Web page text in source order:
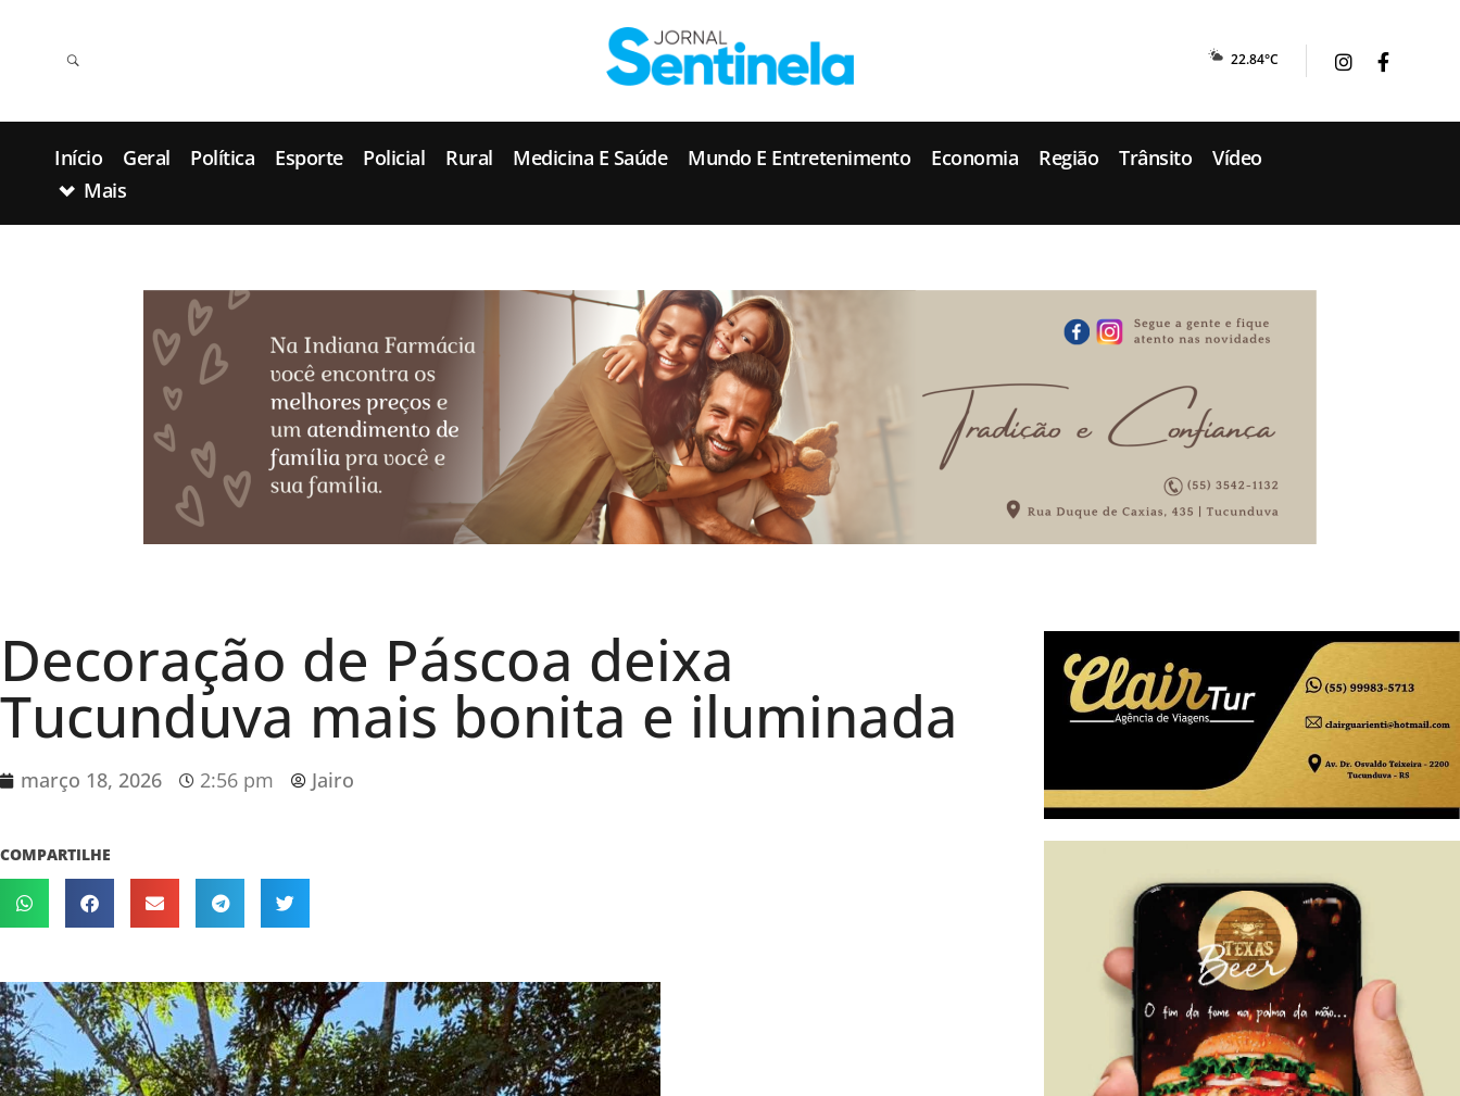
22.84°C
Início Geral Política Esporte Policial Rural Medicina E Saúde Mundo E Entretenimento Economia Região Trânsito
Vídeo
Mais
Decoração de Páscoa deixa
Tucunduva mais bonita e iluminada
março 18, 2026 2:56 pm Jairo
COMPARTILHE